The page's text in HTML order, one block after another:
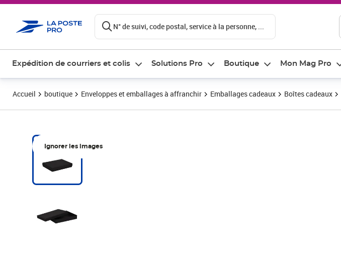
N° de suivi, code postal, service à la personne, ...
Expédition de courriers et colis Solutions Pro Boutique Mon Mag Pro
Accueil boutique Enveloppes et emballages à affranchir Emballages cadeaux Boîtes cadeaux
Ignorer les images